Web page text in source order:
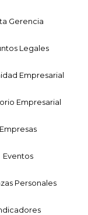
Gerencia
Legales
Empresarial
Empresarial
Empresas
Eventos
Personales